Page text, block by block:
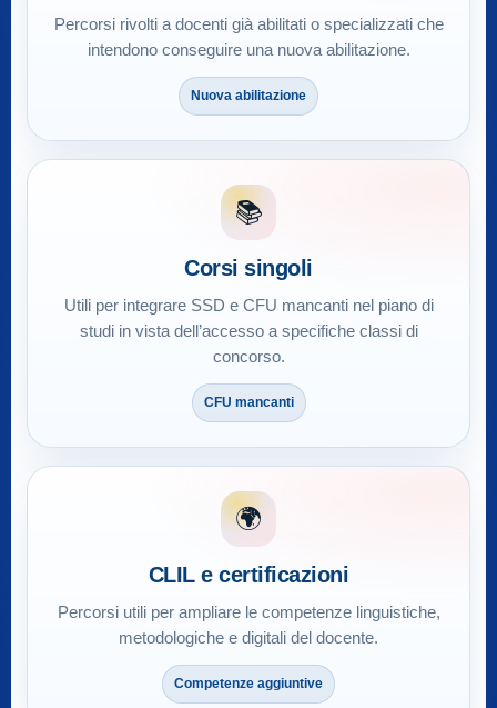
Percorsi rivolti a docenti già abilitati o specializzati che
intendono conseguire una nuova abilitazione.
Nuova abilitazione
📚
Corsi singoli
Utili per integrare SSD e CFU mancanti nel piano di
studi in vista dell’accesso a specifiche classi di
concorso.
CFU mancanti
🌍
CLIL e certificazioni
Percorsi utili per ampliare le competenze linguistiche,
metodologiche e digitali del docente.
Competenze aggiuntive